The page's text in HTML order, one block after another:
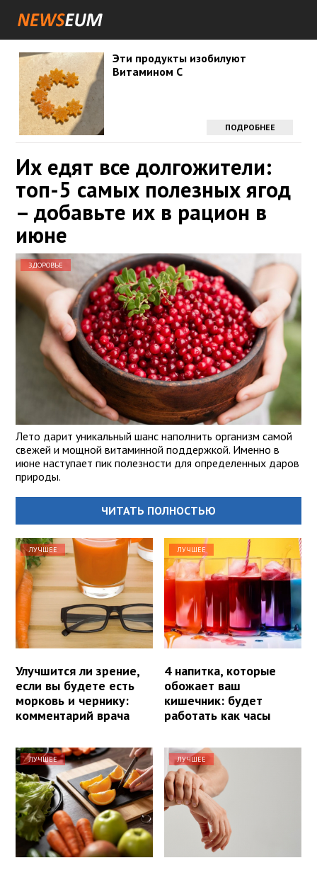
Эти продукты изобилуют
Витамином С
ПОДРОБНЕЕ
Их едят все долгожители:
топ-5 самых полезных ягод
– добавьте их в рацион в
июне
ЗДОРОВЬЕ
Лето дарит уникальный шанс наполнить организм самой
свежей и мощной витаминной поддержкой. Именно в
июне наступает пик полезности для определенных даров
природы.
ЧИТАТЬ ПОЛНОСТЬЮ
ЛУЧШЕЕ
Улучшится ли зрение,
если вы будете есть
морковь и чернику:
комментарий врача
ЛУЧШЕЕ
4 напитка, которые
обожает ваш
кишечник: будет
работать как часы
ЛУЧШЕЕ ЛУЧШЕЕ